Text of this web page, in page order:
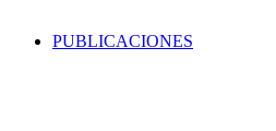
PUBLICACIONES